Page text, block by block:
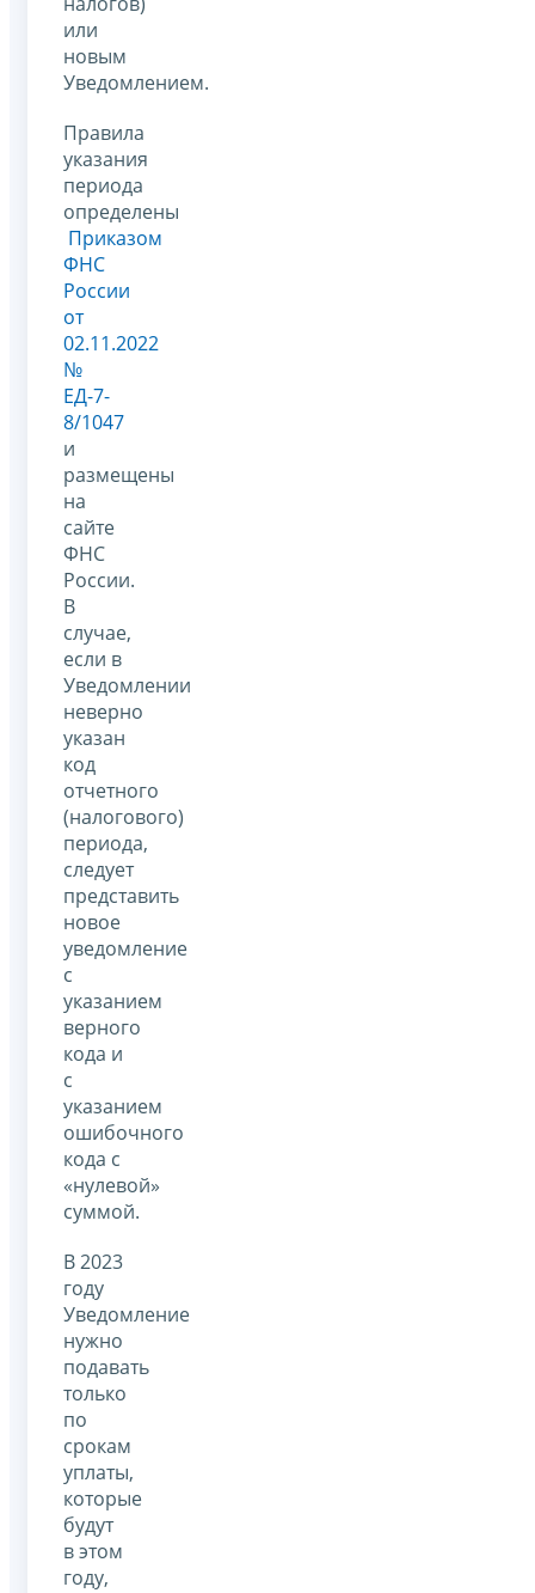
или
новым
Уведомлением.
Правила
указания
периода
определены
Приказом
ФНС
России
от
02.11.2022
№
ЕД-7-
8/1047
и
размещены
на
сайте
ФНС
России.
В
случае,
если в
Уведомлении
неверно
указан
код
отчетного
(налогового)
периода,
следует
представить
новое
уведомление
с
указанием
верного
кода и
с
указанием
ошибочного
кода с
«нулевой»
суммой.
В 2023
году
Уведомление
нужно
подавать
только
по
срокам
уплаты,
которые
будут
в этом
году,